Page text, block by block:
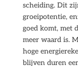
scheiding. Dit
groeipotentie,
goed komt, met
meer waard is.
hoge
blijven duren